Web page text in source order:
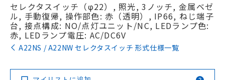
セレクタスイッチ（φ22）, 照光, 3ノッチ, 金属ベゼ
ル, 手動復帰, 操作部色: 赤（透明）, IP66, ねじ端子
台, 接点構成: NO/点灯ユニット/NC, LEDランプ色:
赤, LEDランプ電圧: AC/DC6V
A22NS / A22NW セレクタスイッチ 形式仕様一覧